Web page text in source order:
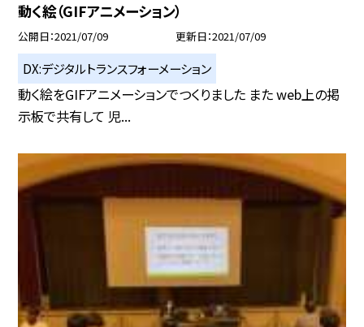
動く絵（GIFアニメーション）
公開日 2021/07/09 更新日 2021/07/09
DX:デジタルトランスフォーメーション
動く絵をGIFアニメーションでつくりました また web上の掲
示板で共有して 児...